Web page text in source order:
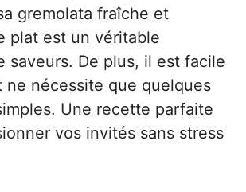
gremolata fraîche et
plat est un véritable
saveurs. De plus, il est facile
ne nécessite que quelques
Une recette parfaite
vos invités sans stress